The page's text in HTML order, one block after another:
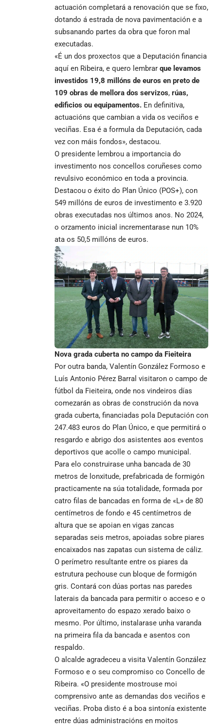
actuación completará a renovación que se fixo,
dotando á estrada de nova pavimentación e a
subsanando partes da obra que foron mal
executadas.
«É un dos proxectos que a Deputación financia
aquí en Ribeira, e quero lembrar que levamos
investidos 19,8 millóns de euros en preto de
109 obras de mellora dos servizos, rúas,
edificios ou equipamentos. En definitiva,
actuacións que cambian a vida os veciños e
veciñas. Esa é a formula da Deputación, cada
vez con máis fondos», destacou.
O presidente lembrou a importancia do
investimento nos concellos coruñeses como
revulsivo económico en toda a provincia.
Destacou o éxito do Plan Único (POS+), con
549 millóns de euros de investimento e 3.920
obras executadas nos últimos anos. No 2024,
o orzamento inicial incrementarase nun 10%
ata os 50,5 millóns de euros.
Nova grada cuberta no campo da Fieiteira
Por outra banda, Valentín González Formoso e
Luís Antonio Pérez Barral visitaron o campo de
fútbol da Fieiteira, onde nos vindeiros días
comezarán as obras de construción da nova
grada cuberta, financiadas pola Deputación con
247.483 euros do Plan Único, e que permitirá o
resgardo e abrigo dos asistentes aos eventos
deportivos que acolle o campo municipal.
Para elo construirase unha bancada de 30
metros de lonxitude, prefabricada de formigón
practicamente na súa totalidade, formada por
catro filas de bancadas en forma de «L» de 80
centímetros de fondo e 45 centímetros de
altura que se apoian en vigas zancas
separadas seis metros, apoiadas sobre piares
encaixados nas zapatas cun sistema de cáliz.
O perímetro resultante entre os piares da
estrutura pechouse cun bloque de formigón
gris. Contará con dúas portas nas paredes
laterais da bancada para permitir o acceso e o
aproveitamento do espazo xerado baixo o
mesmo. Por último, instalarase unha varanda
na primeira fila da bancada e asentos con
respaldo.
O alcalde agradeceu a visita Valentín González
Formoso e o seu compromiso co Concello de
Ribeira. «O presidente mostrouse moi
comprensivo ante as demandas dos veciños e
veciñas. Proba disto é a boa sintonía existente
entre dúas administracións en moitos